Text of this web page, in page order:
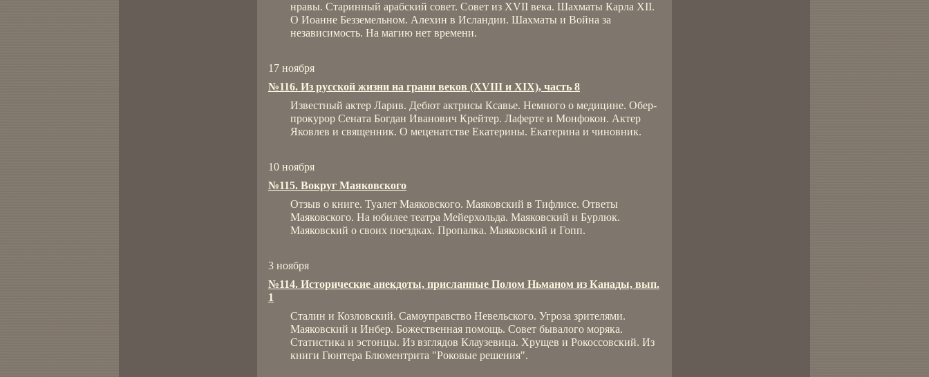
нравы. Старинный арабский совет. Совет из XVII века. Шахматы Карла XII.
О Иоанне Безземельном. Алехин в Исландии. Шахматы и Война за
независимость. На магию нет времени.
17 ноября
№116. Из русской жизни на грани веков (XVIII и XIX), часть 8
Известный актер Ларив. Дебют актрисы Ксавье. Немного о медицине. Обер-
прокурор Сената Богдан Иванович Крейтер. Лаферте и Монфокон. Актер
Яковлев и священник. О меценатстве Екатерины. Екатерина и чиновник.
10 ноября
№115. Вокруг Маяковского
Отзыв о книге. Туалет Маяковского. Маяковский в Тифлисе. Ответы
Маяковского. На юбилее театра Мейерхольда. Маяковский и Бурлюк.
Маяковский о своих поездках. Пропалка. Маяковский и Гопп.
3 ноября
№114. Исторические анекдоты, присланные Полом Ньманом из Канады, вып.
1
Сталин и Козловский. Самоуправство Невельского. Угроза зрителями.
Маяковский и Инбер. Божественная помощь. Совет бывалого моряка.
Статистика и эстонцы. Из взглядов Клаузевица. Хрущев и Рокоссовский. Из
книги Гюнтера Блюментрита "Роковые решения".